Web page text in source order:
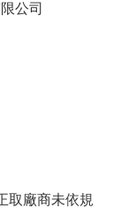
公司
取廠商未依規